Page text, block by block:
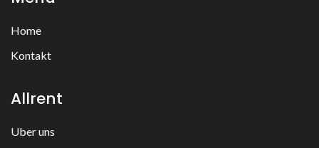
Home
Kontakt
Allrent
Uber uns